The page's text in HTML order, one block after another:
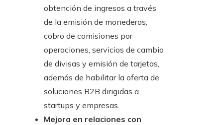
obtención de ingresos a través
de la emisión de monederos,
cobro de comisiones por
operaciones, servicios de cambio
de divisas y emisión de tarjetas,
además de habilitar la oferta de
soluciones B2B dirigidas a
startups y empresas.
Mejora en relaciones con